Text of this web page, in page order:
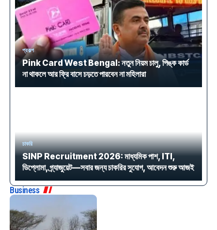
প্রকল্প
Pink Card West Bengal: নতুন নিয়ম চালু, পিঙ্ক কার্ড
না থাকলে আর ফ্রি বাসে চড়তে পারবেন না মহিলারা
চাকরি
SINP Recruitment 2026: মাধ্যমিক পাশ, ITI,
ডিপ্লোমা, গ্র্যাজুয়েট—সবার জন্য চাকরির সুযোগ, আবেদন শুরু আজই
Business